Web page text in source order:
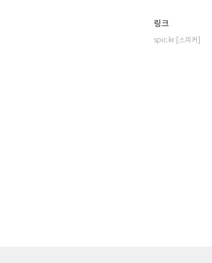
링크
spic.kr [스피커]